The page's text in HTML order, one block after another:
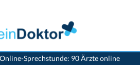
Sprechstunde: 90 Ärzte online